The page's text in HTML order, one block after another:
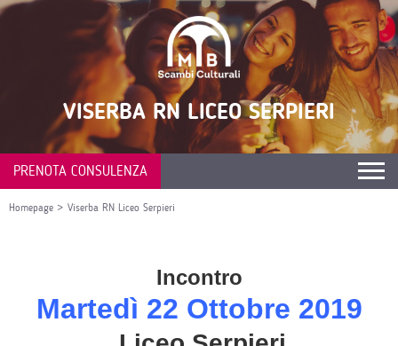
VISERBA RN LICEO SERPIERI
PRENOTA CONSULENZA
Homepage > Viserba RN Liceo Serpieri
Incontro
Martedì 22 Ottobre 2019